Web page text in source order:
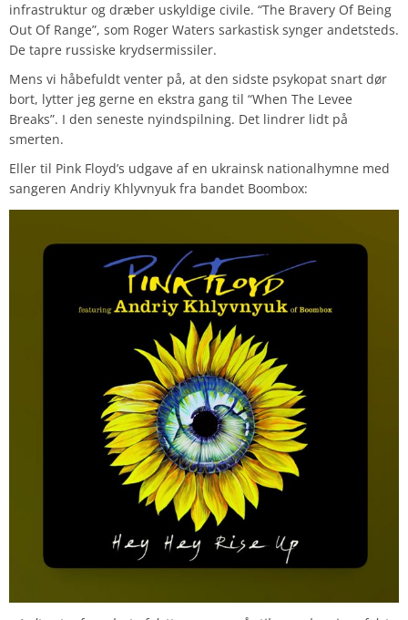
infrastruktur og dræber uskyldige civile. “The Bravery Of Being
Out Of Range”, som Roger Waters sarkastisk synger andetsteds.
De tapre russiske krydsermissiler.
Mens vi håbefuldt venter på, at den sidste psykopat snart dør
bort, lytter jeg gerne en ekstra gang til “When The Levee
Breaks”. I den seneste nyindspilning. Det lindrer lidt på
smerten.
Eller til Pink Floyd’s udgave af en ukrainsk nationalhymne med
sangeren Andriy Khlyvnyuk fra bandet Boombox: